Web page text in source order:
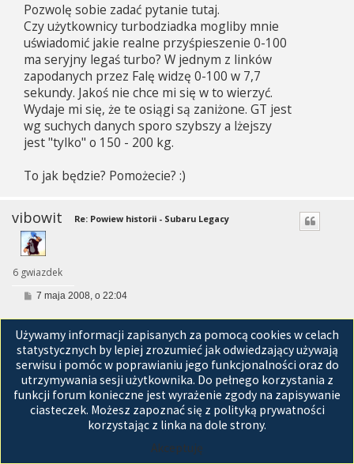
t
Pozwolę sobie zadać pytanie tutaj.
Czy użytkownicy turbodziadka mogliby mnie
uświadomić jakie realne przyśpieszenie 0-100
ma seryjny legaś turbo? W jednym z linków
zapodanych przez Falę widzę 0-100 w 7,7
sekundy. Jakoś nie chce mi się w to wierzyć.
Wydaje mi się, że te osiągi są zaniżone. GT jest
wg suchych danych sporo szybszy a lżejszy
jest "tylko" o 150 - 200 kg.
To jak będzie? Pomożecie? :)
vibowit
6 gwiazdek
Re: Powiew historii - Subaru Legacy
P
s
7 maja 2008, o 22:04
pablonas, ja tam nie wiem, ale z tego:
http://www.autospeed.com/cms/A_0098/article.html
wynika. że 6.8. Dane dla GT podają 6.4 a
faktycznie w testach wychodziło jeszcze
inaczej, więc straszny mętlik jest z tymi
danymi.
Używamy informacji zapisanych za pomocą cookies w celach
statystycznych by lepiej zrozumieć jak odwiedzający używają
serwisu i pomóc w poprawianiu jego funkcjonalności oraz do
utrzymywania sesji użytkownika. Do pełnego korzystania z
funkcji forum konieczne jest wyrażenie zgody na zapisywanie
ciasteczek. Możesz zapoznać się z polityką prywatności
korzystając z linka na dole strony.
Akceptuję